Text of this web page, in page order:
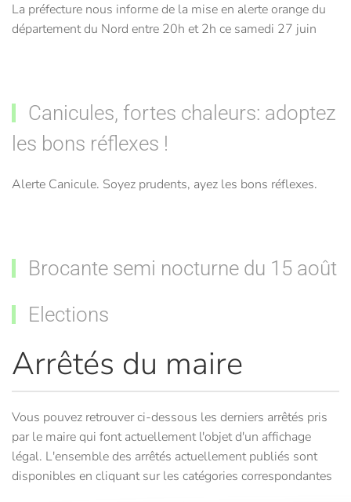
La préfecture nous informe de la mise en alerte orange du
département du Nord entre 20h et 2h ce samedi 27 juin
Canicules, fortes chaleurs: adoptez
les bons réflexes !
Alerte Canicule. Soyez prudents, ayez les bons réflexes.
Brocante semi nocturne du 15 août
Elections
Arrêtés du maire
Vous pouvez retrouver ci-dessous les derniers arrêtés pris
par le maire qui font actuellement l'objet d'un affichage
légal. L'ensemble des arrêtés actuellement publiés sont
disponibles en cliquant sur les catégories correspondantes